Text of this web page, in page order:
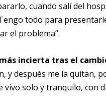
cuando salí del
todo para
el problema”.
incierta tras el
y después me la quitan,
solo y tranquilo, con